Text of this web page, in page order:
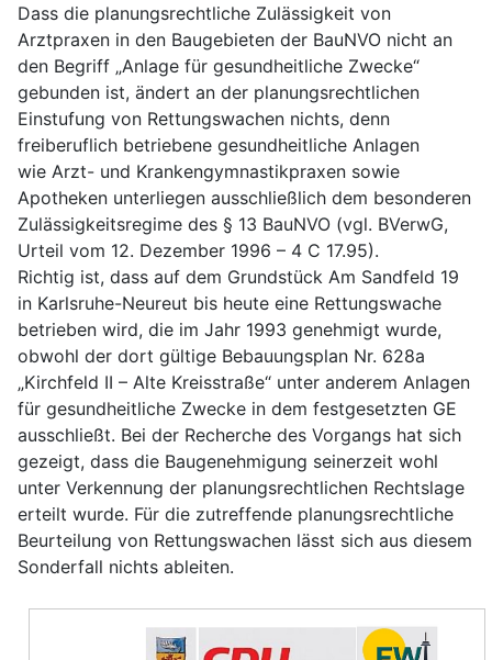
Dass die planungsrechtliche Zulässigkeit von
Arztpraxen in den Baugebieten der BauNVO nicht an
den Begriff „Anlage für gesundheitliche Zwecke“
gebunden ist, ändert an der planungsrechtlichen
Einstufung von Rettungswachen nichts, denn
freiberuflich betriebene gesundheitliche Anlagen
wie Arzt- und Krankengymnastikpraxen sowie
Apotheken unterliegen ausschließlich dem besonderen
Zulässigkeitsregime des § 13 BauNVO (vgl. BVerwG,
Urteil vom 12. Dezember 1996 – 4 C 17.95).
Richtig ist, dass auf dem Grundstück Am Sandfeld 19
in Karlsruhe-Neureut bis heute eine Rettungswache
betrieben wird, die im Jahr 1993 genehmigt wurde,
obwohl der dort gültige Bebauungsplan Nr. 628a
„Kirchfeld II – Alte Kreisstraße“ unter anderem Anlagen
für gesundheitliche Zwecke in dem festgesetzten GE
ausschließt. Bei der Recherche des Vorgangs hat sich
gezeigt, dass die Baugenehmigung seinerzeit wohl
unter Verkennung der planungsrechtlichen Rechtslage
erteilt wurde. Für die zutreffende planungsrechtliche
Beurteilung von Rettungswachen lässt sich aus diesem
Sonderfall nichts ableiten.